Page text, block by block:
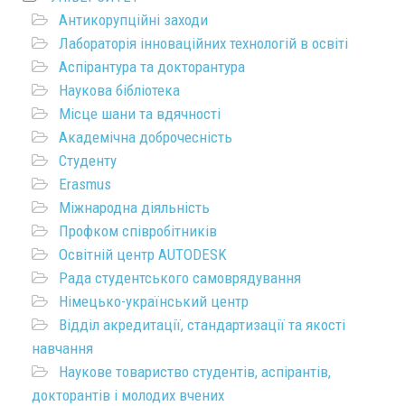
Антикорупційні заходи
Лабораторія інноваційних технологій в освіті
Аспірантура та докторантура
Наукова бібліотека
Місце шани та вдячності
Академічна доброчесність
Студенту
Erasmus
Міжнародна діяльність
Профком співробітників
Освітній центр AUTODESK
Рада студентського самоврядування
Німецько-український центр
Відділ акредитації, стандартизації та якості
навчання
Наукове товариство студентів, аспірантів,
докторантів і молодих вчених